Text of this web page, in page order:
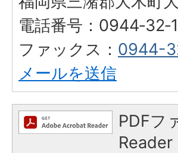
電話番号：
ファックス： 0944-
メールを送信
PDFフ